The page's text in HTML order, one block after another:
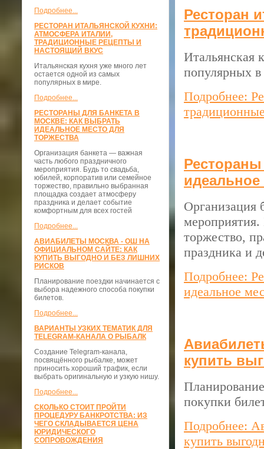
Подробнее...
РЕСТОРАН ИТАЛЬЯНСКОЙ КУХНИ:
АТМОСФЕРА ИТАЛИИ,
ТРАДИЦИОННЫЕ РЕЦЕПТЫ И
НАСТОЯЩИЙ ВКУС
Итальянская кухня уже много лет
остается одной из самых
популярных в мире.
Подробнее...
РЕСТОРАНЫ ДЛЯ БАНКЕТА В
МОСКВЕ: КАК ВЫБРАТЬ
ИДЕАЛЬНОЕ МЕСТО ДЛЯ
ТОРЖЕСТВА
Организация банкета — важная
часть любого праздничного
мероприятия. Будь то свадьба,
юбилей, корпоратив или семейное
торжество, правильно выбранная
площадка создает атмосферу
праздника и делает событие
комфортным для всех гостей
Подробнее...
АВИАБИЛЕТЫ МОСКВА - ОШ НА
ОФИЦИАЛЬНОМ САЙТЕ: КАК
КУПИТЬ ВЫГОДНО И БЕЗ ЛИШНИХ
РИСКОВ
Планирование поездки начинается с
выбора надежного способа покупки
билетов.
Подробнее...
ВАРИАНТЫ УЗКИХ ТЕМАТИК ДЛЯ
TELEGRAM-КАНАЛА О РЫБАЛК
Создание Telegram-канала,
посвящённого рыбалке, может
приносить хороший трафик, если
выбрать оригинальную и узкую нишу.
Подробнее...
СКОЛЬКО СТОИТ ПРОЙТИ
ПРОЦЕДУРУ БАНКРОТСТВА: ИЗ
ЧЕГО СКЛАДЫВАЕТСЯ ЦЕНА
ЮРИДИЧЕСКОГО
СОПРОВОЖДЕНИЯ
Ресторан
Итальянская
популярных
Подробнее:
идеальное
Организация
мероприятия.
торжество,
праздника и
Подробнее:
идеальное
купить
покупки
Подробнее:
купить